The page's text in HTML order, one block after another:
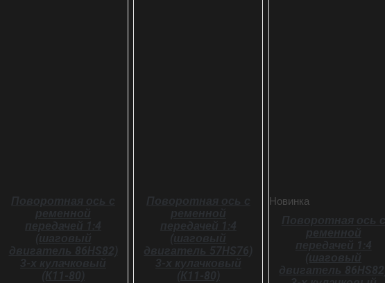
Поворотная ось с
ременной
передачей 1:4
(шаговый
двигатель 86HS82)
3-х кулачковый
(К11-80)
Поворотная ось с
ременной
передачей 1:4
(шаговый
двигатель 57HS76)
3-х кулачковый
(К11-80)
Новинка
Поворотная ось с
ременной
передачей 1:4
(шаговый
двигатель 86HS82)